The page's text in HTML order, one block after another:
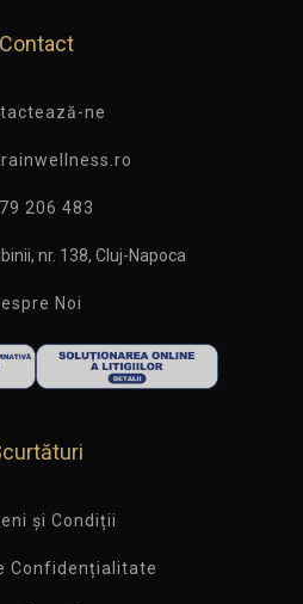
Contact
ne
206 483
nr. 138, Cluj-Napoca
Noi
și Condiții
Confidențialitate